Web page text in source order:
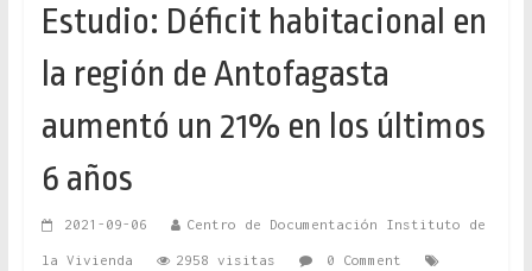
Estudio: Déficit habitacional en
la región de Antofagasta
aumentó un 21% en los últimos
6 años
2021-09-06 Centro de Documentación Instituto de
la Vivienda 2958 visitas 0 Comment